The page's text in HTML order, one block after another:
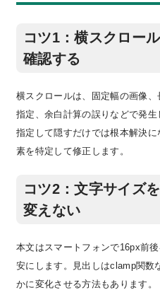
コツ1：横スクロー
確認する
横スクロールは、固定幅の画像
指定、余白計算の誤りなどで発
指定して隠すだけでは根本解決
素を特定して修正します。
コツ2：文字サイズ
変えない
本文はスマートフォンで16px前
安にします。見出しはclamp関数
かに変化させる方法もあります。